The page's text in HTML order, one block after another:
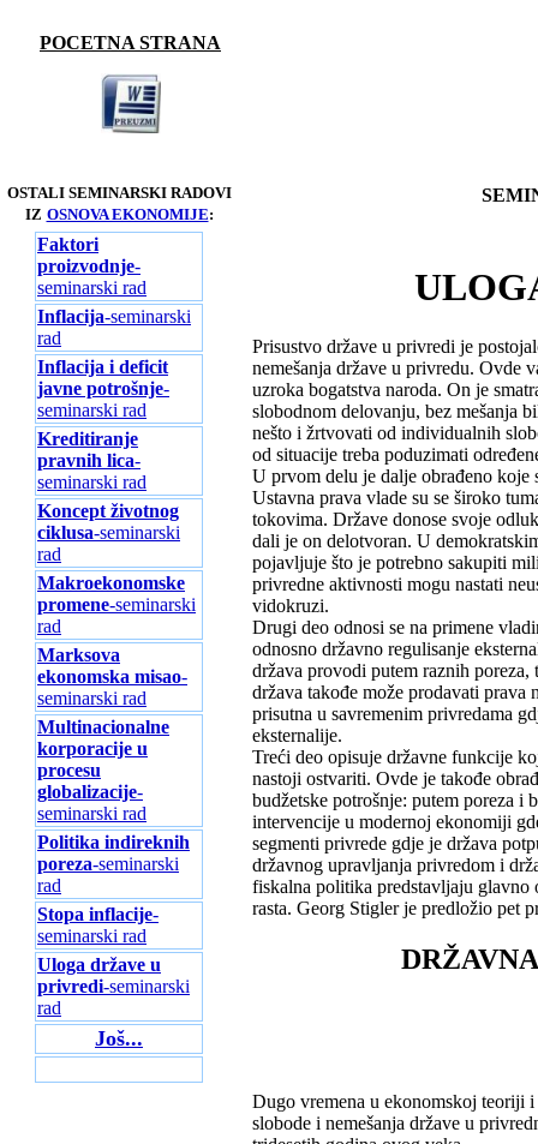
POCETNA STRANA
OSTALI SEMINARSKI RADOVI
IZ OSNOVA EKONOMIJE:
Faktori
proizvodnje-
seminarski rad
Inflacija-seminarski
rad
Inflacija i deficit
javne potrošnje-
seminarski rad
Kreditiranje
pravnih lica-
seminarski rad
Koncept životnog
ciklusa-seminarski
rad
Makroekonomske
promene-seminarski
rad
Marksova
ekonomska misao-
seminarski rad
Multinacionalne
korporacije u
procesu
globalizacije-
seminarski rad
Politika indireknih
poreza-seminarski
rad
Stopa inflacije-
seminarski rad
Uloga države u
privredi-seminarski
rad
Još...
Prisustvo države u privredi je
nemešanja države u privredu. Ovde
uzroka bogatstva naroda. On je
slobodnom delovanju, bez mešanja
nešto i žrtvovati od individualnih
od situacije treba poduzimati
U prvom delu je dalje obrađeno
Ustavna prava vlade su se široko
tokovima. Države donose svoje
dali je on delotvoran. U
pojavljuje što je potrebno sakupiti
privredne aktivnosti mogu nastati
vidokruzi.
Drugi deo odnosi se na primene
odnosno državno regulisanje
država provodi putem raznih
država takođe može prodavati prava
prisutna u savremenim privredama
eksternalije.
Treći deo opisuje državne funkcije
nastoji ostvariti. Ovde je takođe
budžetske potrošnje: putem poreza i
intervencije u modernoj ekonomiji
segmenti privrede gdje je država
državnog upravljanja privredom i
fiskalna politika predstavljaju glavno
rasta. Georg Stigler je predložio pet
Dugo vremena u ekonomskoj teoriji
slobode i nemešanja države u